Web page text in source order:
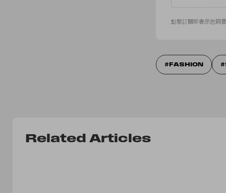
點擊訂閱即表示您同
FASHION
Related Articles